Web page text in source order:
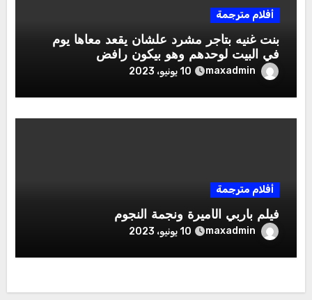
أفلام مترجمة
بنت غنيه بتأجر مشرد علشان يقعد معاها يوم
في البيت لوحدهم وهو بيكون رافض
maxadmin 10 يونيو، 2023
أفلام مترجمة
فيلم باربي الأميرة ونجمة النجوم
maxadmin 10 يونيو، 2023